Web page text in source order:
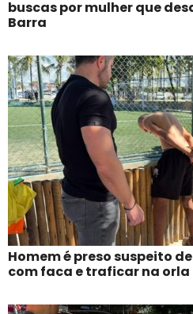
buscas por mulher que
Barra
Homem é preso suspeito
com faca e traficar na